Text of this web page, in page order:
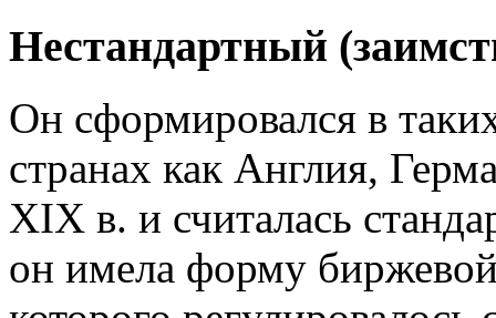
Нестандартный
Он сформировался в
странах как Англия,
XIX в. и считалась
он имела форму